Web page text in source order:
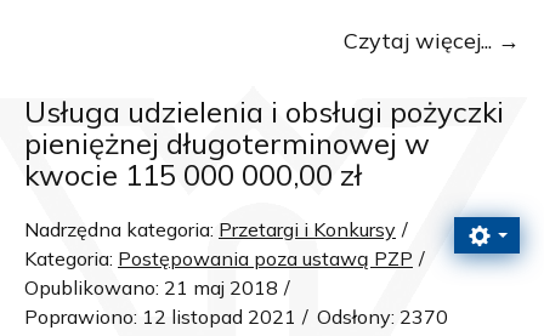
Czytaj więcej...
Usługa udzielenia i obsługi pożyczki
pieniężnej długoterminowej w
kwocie 115 000 000,00 zł
Nadrzędna kategoria: Przetargi i Konkursy
Kategoria: Postępowania poza ustawą PZP
Opublikowano: 21 maj 2018
Poprawiono: 12 listopad 2021
Odsłony: 2370